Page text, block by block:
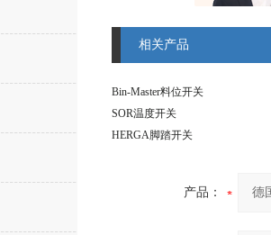
相关产品
Bin-Master料位开关
SOR温度开关
HERGA脚踏开关
产品：